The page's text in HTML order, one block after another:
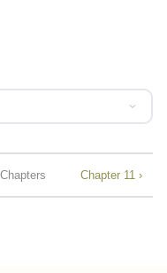
Chapter 11 ›